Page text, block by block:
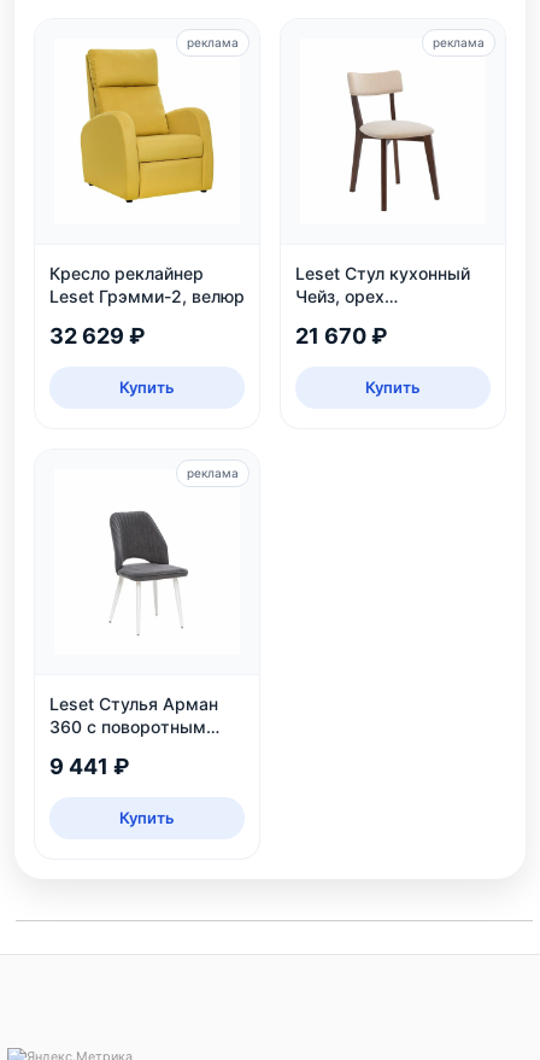
Кресло реклайнер
Leset Грэмми-2, велюр
32 629 ₽
Купить
реклама
Leset Стул кухонный
Чейз, орех
21 670 ₽
Купить
реклама
Leset Стулья Арман
360 с поворотным
9 441 ₽
Купить
реклама